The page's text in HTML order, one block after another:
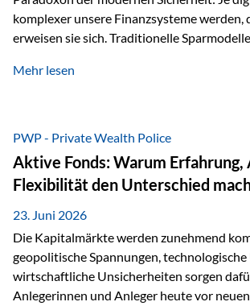
komplexer unsere Finanzsysteme werden,
erweisen sie sich. Traditionelle
unumstößlich galten, versagen angesichts
Nostalgie dar, sondern ist die modernste
klügste Antwort auf globale Instabilität.
und der richtige Rechtsstandort sind
Option mehr, sondern eine strategische
Der massive Aufwand hinter einem
Mehr lesen
PWP - Private Wealth Police
Aktive Fonds: Warum Erfahrung,
Flexibilität den Unterschied
23. Juni 2026
Die Kapitalmärkte werden zunehmend
geopolitische Spannungen,
wirtschaftliche Unsicherheiten sorgen
Anlegerinnen und Anleger heute vor neuen